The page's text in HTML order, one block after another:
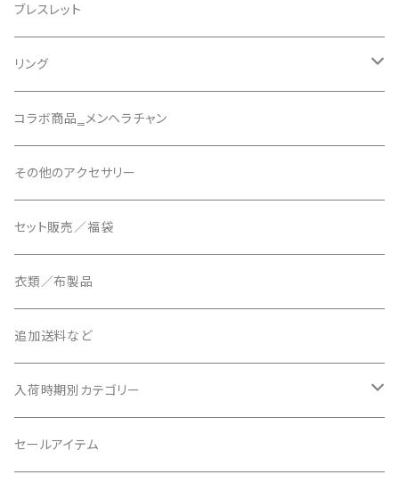
悪魔の羽クリップ
組紐シリーズ
リボンバレッタシリーズ
その他のヘアアクセサリー
10cmクリップ
ブレスレット
リング
アーマーリング【AMRG】
コラボ商品‗メンヘラチャン
その他のアクセサリー
セット販売／福袋
衣類／布製品
追加送料など
入荷時期別カテゴリー
2020年6月
セールアイテム